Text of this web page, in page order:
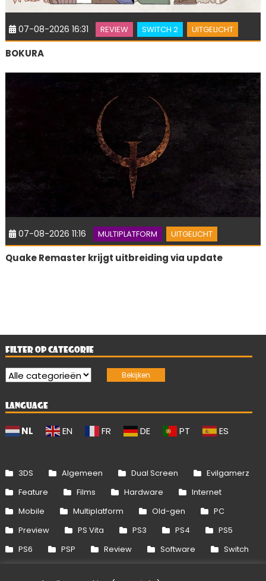
07-08-2026 16:31 REVIEW SWITCH 2 UITGELICHT
BOKURA
07-08-2026 11:16 MULTIPLATFORM UITGELICHT
Quake Remaster krijgt uitbreiding via update
FILTER OP CATEGORIE
LANGUAGE
NL EN FR DE PT ES
3DS Algemeen Dual Screen
Evilgamerz
Feature
Films Hardware
Internet
Mobile
Multiplatform Old-gen
PC
Preview
PS Vita PS3 PS4
PS5
PS6
PSP Review Software
Switch